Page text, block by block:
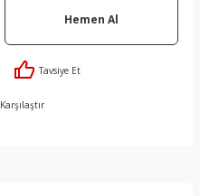
Hemen Al
Tavsiye Et
Karşılaştır